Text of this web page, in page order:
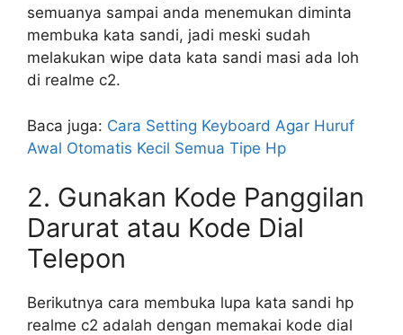
semuanya sampai anda menemukan diminta
membuka kata sandi, jadi meski sudah
melakukan wipe data kata sandi masi ada loh
di realme c2.
Baca juga: Cara Setting Keyboard Agar Huruf
Awal Otomatis Kecil Semua Tipe Hp
2. Gunakan Kode Panggilan
Darurat atau Kode Dial
Telepon
Berikutnya cara membuka lupa kata sandi hp
realme c2 adalah dengan memakai kode dial